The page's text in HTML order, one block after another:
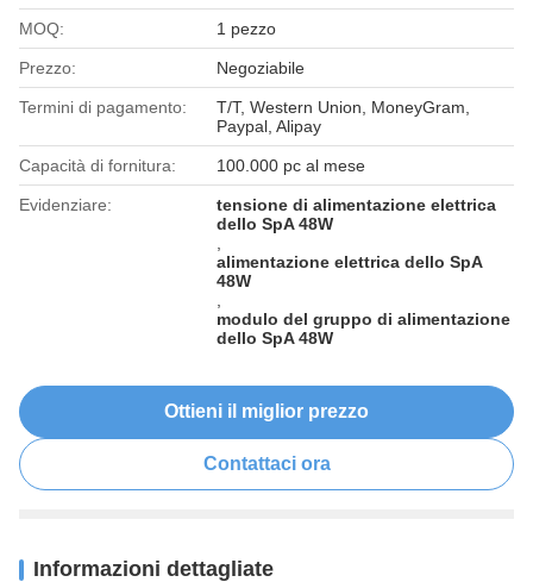
MOQ: 1 pezzo
Prezzo: Negoziabile
Termini di pagamento:
T/T, Western Union, MoneyGram,
Paypal, Alipay
Capacità di fornitura: 100.000 pc al mese
Evidenziare:
tensione di alimentazione elettrica
dello SpA 48W
alimentazione elettrica dello SpA
48W
modulo del gruppo di alimentazione
dello SpA 48W
Ottieni il miglior prezzo
Contattaci ora
Informazioni dettagliate